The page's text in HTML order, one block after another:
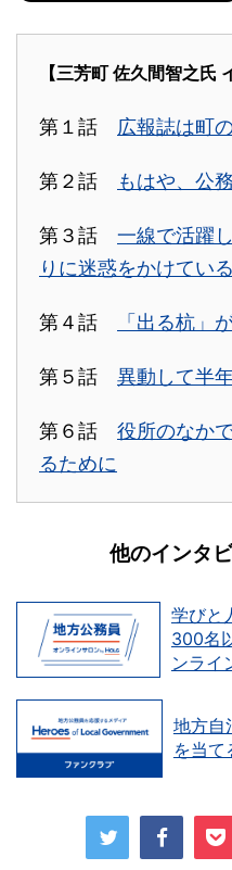
【三芳町 佐久間智之氏
第１話 広報誌は町
第２話 もはや、公
第３話 一線で活躍
りに迷惑をかけている
第４話 「出る杭」
第５話 異動して半
第６話 役所のなか
るために
他のインタ
学びと
300名
ンライ
地方自
を当て